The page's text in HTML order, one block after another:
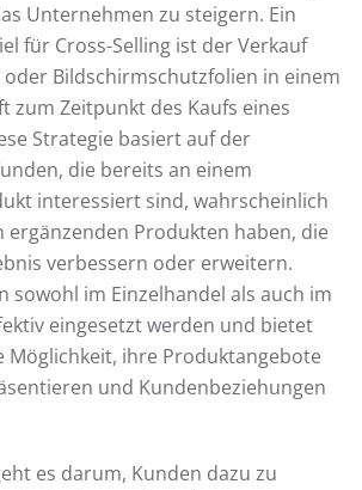
Unternehmen zu steigern. Ein
für Cross-Selling ist der Verkauf
Bildschirmschutzfolien in einem
zum Zeitpunkt des Kaufs eines
Strategie basiert auf der
die bereits an einem
interessiert sind, wahrscheinlich
ergänzenden Produkten haben, die
verbessern oder erweitern.
sowohl im Einzelhandel als auch im
eingesetzt werden und bietet
Möglichkeit, ihre Produktangebote
und Kundenbeziehungen
es darum, Kunden dazu zu